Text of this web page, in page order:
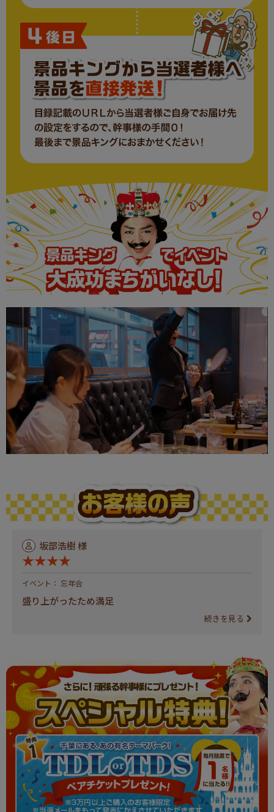
坂部浩樹 様
★★★★
イベント： 忘年会
盛り上がったため満足
続きを見る